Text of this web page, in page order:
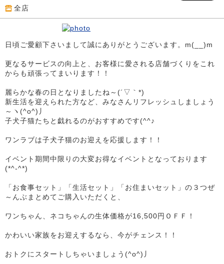
全店
日頃ご愛顧下さいまして誠にありがとうございます。m(__)m
更なるサービスの向上と、お客様に愛される店舗づくりをこれ
からも頑張ってまいります！！
麗らかな春の日となりましたね～(´▽｀*)
新生活を迎えられた方など、みなさんリフレッシュしましょう
～ヽ(^o^)丿
子犬子猫たちと戯れるのがおすすめです(^^♪
ワンラブは子犬子猫のお迎えを応援します！！
イベント期間中限りの大変お得なイベントとなっております
(*^-^*)
「お食事セット」「生活セット」「お住まいセット」の３つぜ
～んぶまとめてご購入いただくと、
ワンちゃん、ネコちゃんの生体価格が16,500円ＯＦＦ！
かわいい家族をお迎えするなら、今がチェンス！！
おトクにスタートしちゃいましょう(^o^)丿